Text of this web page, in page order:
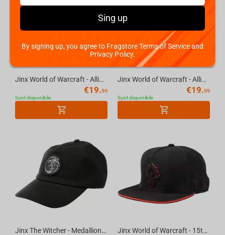
Jinx World of Warcraft - Alliance Leather Emblem Snapback
€19.99
Sunt disponibile
Jinx World of Warcraft - Alliance Dad Baseball Cap
€19.99
Sunt disponibile
Jinx The Witcher - Medallion Patch Baseball Cap Jinx World of Warcraft - 15th Anniversary Horde Snapback
Sing up
By signing up, you agree to Fragstore Terms of Service and
Privacy Policy.